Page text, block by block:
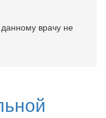
врачу не